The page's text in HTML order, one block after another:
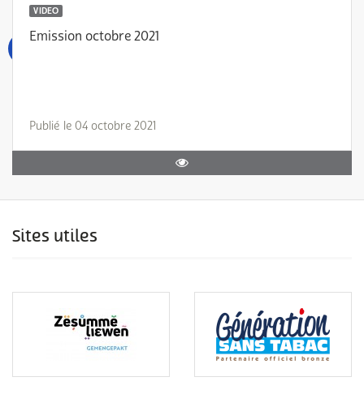
VIDEO
Emission octobre 2021
Publié le 04 octobre 2021
Sites utiles